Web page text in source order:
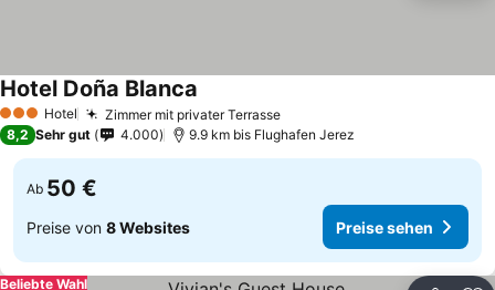
3 SterneHotel Zimmer mit privater Terrasse
Hotel Doña Blanca
8,2 Sehr gut 4.000 9.9 km bis Flughafen Jerez
Ab 50 €
Preise von 8 Websites Preise sehen
Beliebte Wahl